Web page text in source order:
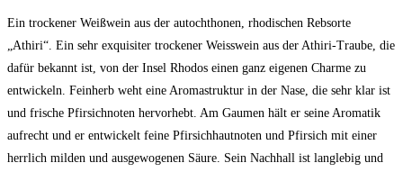
Ein trockener Weißwein aus der autochthonen, rhodischen Rebsorte
„Athiri“. Ein sehr exquisiter trockener Weisswein aus der Athiri-Traube, die
dafür bekannt ist, von der Insel Rhodos einen ganz eigenen Charme zu
entwickeln. Feinherb weht eine Aromastruktur in der Nase, die sehr klar ist
und frische Pfirsichnoten hervorhebt. Am Gaumen hält er seine Aromatik
aufrecht und er entwickelt feine Pfirsichhautnoten und Pfirsich mit einer
herrlich milden und ausgewogenen Säure. Sein Nachhall ist langlebig und